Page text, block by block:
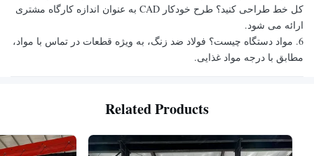
کل خط طراحی کنید؟ طرح خودکار CAD به عنوان اندازه کارگاه مشتری
ارائه می شود.
6. مواد دستگاه چیست؟ فولاد ضد زنگ، به ویژه قطعات در تماس با مواد،
مطابق با درجه مواد غذایی.
Related Products